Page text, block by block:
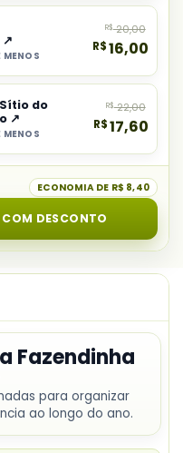
↗
MENOS
R$20,00
R$16,00
do
↗
MENOS
R$22,00
R$17,60
ECONOMIA DE R$ 8,40
DESCONTO
Fazendinha
para organizar
ao longo do ano.